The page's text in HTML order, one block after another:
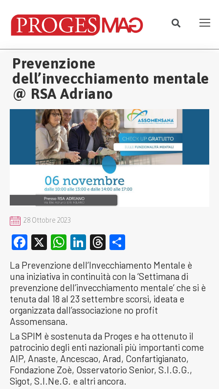
Prevenzione
dell’invecchiamento mentale
@ RSA Adriano
28 Ottobre 2023
Facebook
X WhatsApp
LinkedIn
Threads
La Prevenzione dell’Invecchiamento Mentale è
una iniziativa in continuità con la ‘Settimana di
prevenzione dell’invecchiamento mentale’ che si è
tenuta dal 18 al 23 settembre scorsi, ideata e
organizzata dall’associazione no profit
Assomensana.
La SPIM è sostenuta da Proges e ha ottenuto il
patrocinio degli enti nazionali più importanti come
AIP, Anaste, Ancescao, Arad, Confartigianato,
Fondazione Zoè, Osservatorio Senior, S.I.G.G.,
Sigot, S.I.Ne.G. e altri ancora.